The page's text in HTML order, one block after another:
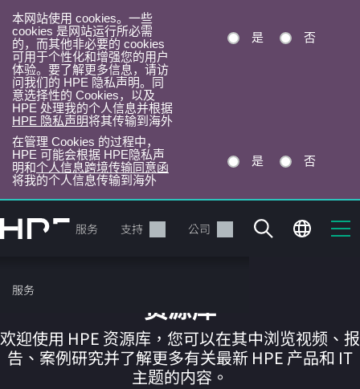
本网站使用 cookies。一些
cookies 是网站运行所必需
的，而其他非必要的 cookies
可用于个性化和增强您的用户
体验。要了解更多信息，请访
问我们的 HPE 隐私声明。同
意选择性的 Cookies，以及
HPE 处理我的个人信息并根据
HPE 隐私声明将其传输到海外
是 否
在管理 Cookies 的过程中，
HPE 可能会根据 HPE隐私声
明和个人信息跨境传输同意函
将我的个人信息传输到海外
是 否
转
到
目
录
产品 服务 支持 公司
服务 资源库
欢迎使用 HPE 资源库，您可以在其中浏览视频、报
告、案例研究并了解更多有关最新 HPE 产品和 IT
主题的内容。